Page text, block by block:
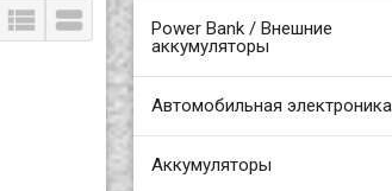
Power Bank / Внешние
аккумуляторы
Автомобильная электроника
Аккумуляторы
 